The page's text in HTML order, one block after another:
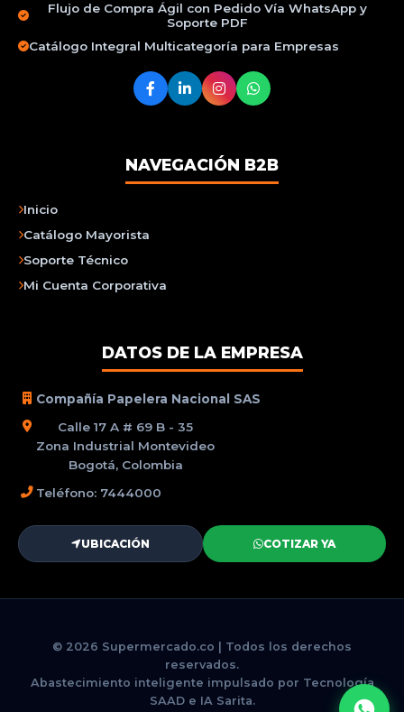
Flujo de Compra Ágil con Pedido Vía WhatsApp y
Soporte PDF
Catálogo Integral Multicategoría para Empresas
NAVEGACIÓN B2B
Inicio
Catálogo Mayorista
Soporte Técnico
Mi Cuenta Corporativa
DATOS DE LA EMPRESA
Compañía Papelera Nacional SAS
Calle 17 A # 69 B - 35
Zona Industrial Montevideo
Bogotá, Colombia
Teléfono: 7444000
UBICACIÓN COTIZAR YA
© 2026 Supermercado.co | Todos los derechos
reservados.
Abastecimiento inteligente impulsado por Tecnología
SAAD e IA Sarita.